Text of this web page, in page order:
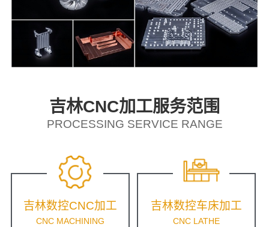
吉林CNC加工服务范围
PROCESSING SERVICE RANGE
吉林数控CNC加工
CNC MACHINING
吉林数控车床加工
CNC LATHE